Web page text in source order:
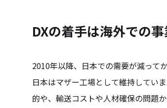
DXの着手は海外での
2010年以降、日本での需要が減って
日本はマザー工場として維持してい
的や、輸送コストや人材確保の問題